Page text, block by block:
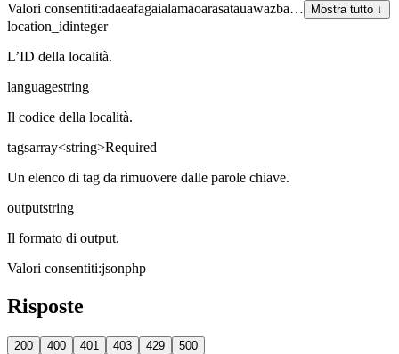
Valori consentiti:adaeafagaialamaoarasatauawazba… Mostra tutto ↓
location_idinteger
L’ID della località.
languagestring
Il codice della località.
tagsarray<string>Required
Un elenco di tag da rimuovere dalle parole chiave.
outputstring
Il formato di output.
Valori consentiti:jsonphp
Risposte
200 400 401 403 429 500